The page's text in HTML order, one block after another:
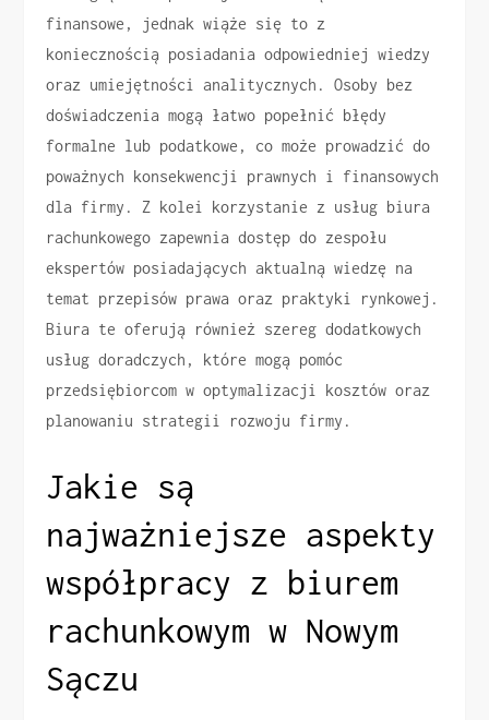
finansowe, jednak wiąże się to z
koniecznością posiadania odpowiedniej wiedzy
oraz umiejętności analitycznych. Osoby bez
doświadczenia mogą łatwo popełnić błędy
formalne lub podatkowe, co może prowadzić do
poważnych konsekwencji prawnych i finansowych
dla firmy. Z kolei korzystanie z usług biura
rachunkowego zapewnia dostęp do zespołu
ekspertów posiadających aktualną wiedzę na
temat przepisów prawa oraz praktyki rynkowej.
Biura te oferują również szereg dodatkowych
usług doradczych, które mogą pomóc
przedsiębiorcom w optymalizacji kosztów oraz
planowaniu strategii rozwoju firmy.
Jakie są
najważniejsze aspekty
współpracy z biurem
rachunkowym w Nowym
Sączu